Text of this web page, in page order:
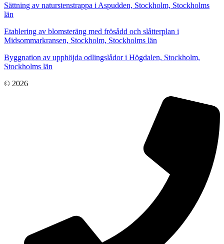
Sättning av naturstenstrappa i Aspudden, Stockholm, Stockholms
län
Etablering av blomsteräng med frösådd och slåtterplan i
Midsommarkransen, Stockholm, Stockholms län
Byggnation av upphöjda odlingslådor i Högdalen, Stockholm,
Stockholms län
© 2026